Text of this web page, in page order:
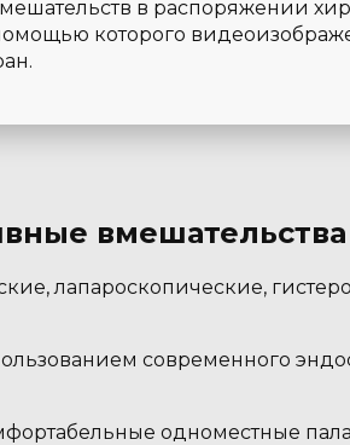
в распоряжении
которого
вмешательства
лапароскопические,
современного
одноместные